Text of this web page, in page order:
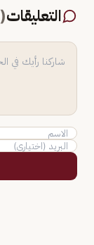
التعليقات(